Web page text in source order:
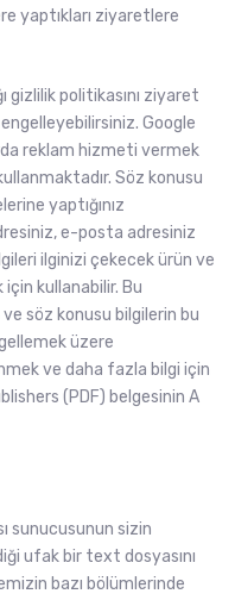
yaptıkları ziyaretlere
gizlilik politikasını ziyaret
engelleyebilirsiniz. Google
reklam hizmeti vermek
Söz konusu
yaptığınız
e-posta adresiniz
ilginizi çekecek ürün ve
kullanabilir. Bu
söz konusu bilgilerin bu
üzere
ve daha fazla bilgi için
(PDF) belgesinin A
sunucusunun sizin
ufak bir text dosyasını
bazı bölümlerinde